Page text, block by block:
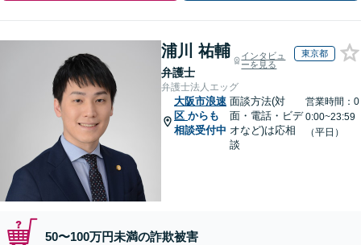
浦川 祐輔
弁護士
インタビュ
ーを見る
東京都
弁護士法人エッグ
大阪市浪速
区 からも
相談受付中
面談方法(対
面・電話・ビデ
オなど)は応相
談
営業時間：0
0:00~23:59
（平日）
50〜100万円未満の詐欺被害